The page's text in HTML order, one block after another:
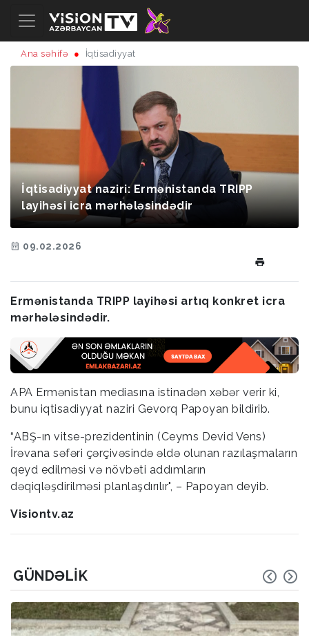
Ana səhifə İqtisadiyyat
İqtisadiyyat naziri: Ermənistanda TRIPP
layihəsi icra mərhələsindədir
09.02.2026
Ermənistanda TRIPP layihəsi artıq konkret icra
mərhələsindədir.
APA Ermənistan mediasına istinadən xəbər verir ki,
bunu iqtisadiyyat naziri Gevorq Papoyan bildirib.
“ABŞ-ın vitse-prezidentinin (Ceyms Devid Vens)
İrəvana səfəri çərçivəsində əldə olunan razılaşmaların
qeyd edilməsi və növbəti addımların
dəqiqləşdirilməsi planlaşdırılır", – Papoyan deyib.
Visiontv.az
GÜNDƏLIK